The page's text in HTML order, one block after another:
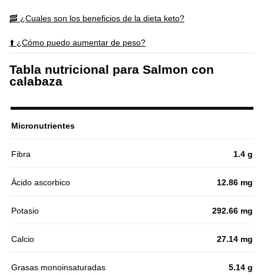
🥓 ¿Cuales son los beneficios de la dieta keto?
⬆️ ¿Cómo puedo aumentar de peso?
Tabla nutricional para Salmon con
calabaza
Micronutrientes
Fibra 1.4 g
Ácido ascorbico 12.86 mg
Potasio 292.66 mg
Calcio 27.14 mg
Grasas monoinsaturadas 5.14 g